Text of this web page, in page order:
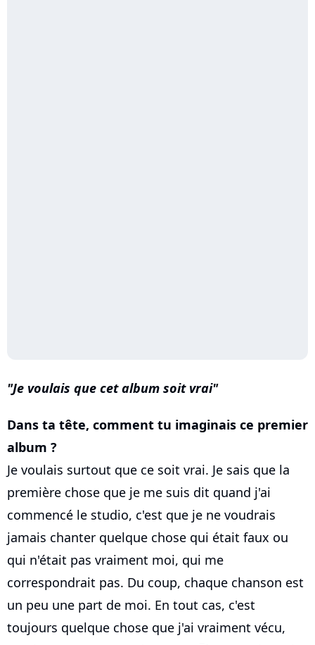
Je voulais que cet album soit vrai
Dans ta tête, comment tu imaginais ce premier
album ?
Je voulais surtout que ce soit vrai. Je sais que la
première chose que je me suis dit quand j'ai
commencé le studio, c'est que je ne voudrais
jamais chanter quelque chose qui était faux ou
qui n'était pas vraiment moi, qui me
correspondrait pas. Du coup, chaque chanson est
un peu une part de moi. En tout cas, c'est
toujours quelque chose que j'ai vraiment vécu,